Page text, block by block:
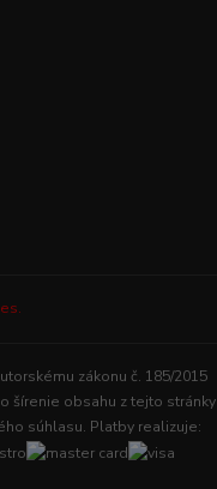
zákonu č. 185/2015
šírenie obsahu z tejto stránky
súhlasu. Platby realizuje: